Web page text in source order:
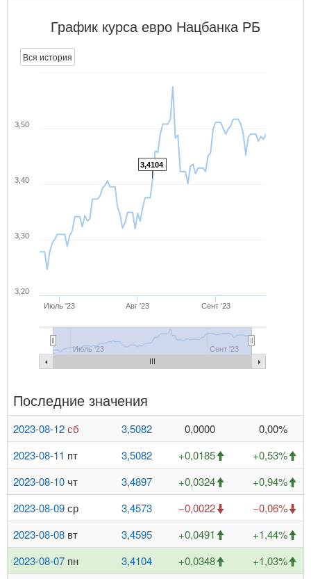
График курса евро Нацбанка РБ
Вся история
3,4104
Июль '23 Авг '23 Сент '23
Июль '23 Сент '23
3,20
3,30
3,40
3,50
Последние значения
2023-08-12сб 3,5082 0,0000
0,00%
2023-08-11 пт 3,5082 +0,0185
+0,53%
2023-08-10 чт 3,4897 +0,0324
+0,94%
2023-08-09ср 3,4573 −0,0022
−0,06%
2023-08-08 вт 3,4595 +0,0491
+1,44%
2023-08-07 пн 3,4104 +0,0348
+1,03%